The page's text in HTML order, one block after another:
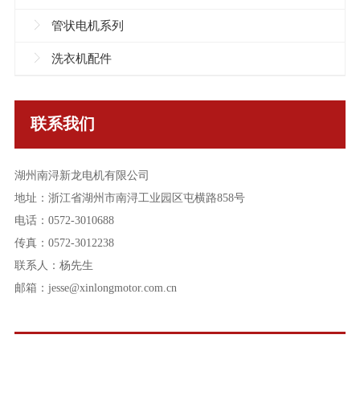
管状电机系列
洗衣机配件
联系我们
湖州南浔新龙电机有限公司
地址：浙江省湖州市南浔工业园区屯横路858号
电话： 0572-3010688
传真：0572-3012238
联系人：杨先生
邮箱： jesse@xinlongmotor.com.cn